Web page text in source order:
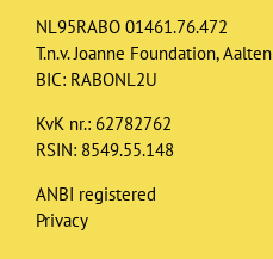
NL95RABO 01461.76.472
T.n.v. Joanne Foundation, Aalten
BIC: RABONL2U
KvK nr.: 62782762
RSIN: 8549.55.148
ANBI registered
Privacy